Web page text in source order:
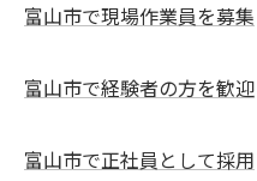
富山市で現場作業員を募集
富山市で経験者の方を歓迎
富山市で正社員として採用